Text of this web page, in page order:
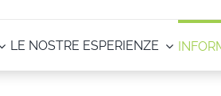
LE NOSTRE ESPERIENZE